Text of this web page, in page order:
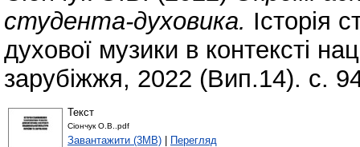
студента-духовика. Історія
духової музики в контексті
зарубіжжя, 2022 (Вип.14). с.
Текст
Сіончук О.В..pdf
Завантажити (3MB) | Перегляд